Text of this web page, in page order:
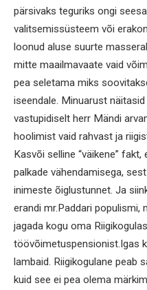
pärsivaks teguriks ongi
valitsemissüsteem või
loonud aluse suurte
mitte maailmavaate vaid
pea seletama miks
iseendale. Minuarust
vastupidiselt herr Mändi
hoolimist vaid rahvast ja
Kasvõi selline “väikene”
palkade vähendamisega,
inimeste õiglustunnet. Ja
erandi mr.Paddari populismi,
jagada kogu oma
töövõimetuspensionist.Igas
lambaid. Riigikogulane peab
kuid see ei pea olema